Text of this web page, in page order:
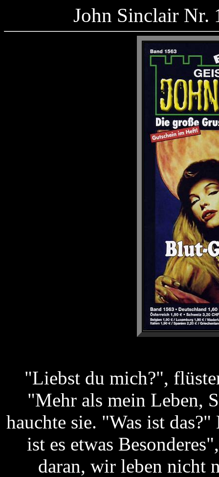
John Sinclair Nr.
"Liebst du mich?",
"Mehr als mein Leben,
hauchte sie. "Was ist
ist es etwas
daran, wir leben nicht